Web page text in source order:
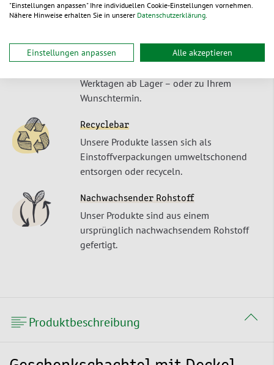
Bestellungen bis Mo-Do 15:30 Uhr, Fr
Werktagen ab Lager – oder zu Ihrem
Wunschtermin.
Recyclebar
Unsere Produkte lassen sich als
Einstoffverpackungen umweltschonend
entsorgen oder recyceln.
Nachwachsender Rohstoff
Unser Produkte sind aus einem
ursprünglich nachwachsendem Rohstoff
gefertigt.
Produktbeschreibung
"Einstellungen anpassen" Ihre individuellen Cookie-Einstellungen vornehmen.
Nähere Hinweise erhalten Sie in unserer Datenschutzerklärung.
Einstellungen anpassen Alle akzeptieren